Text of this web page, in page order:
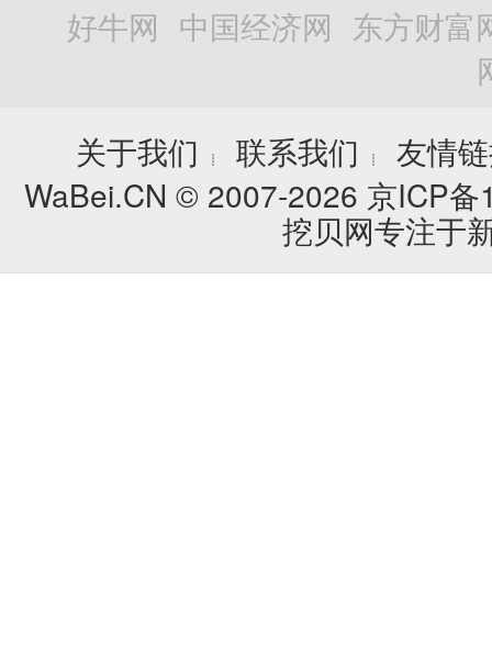
好牛网 中国经济网 东方财富
关于我们
┊ 联系我们 ┊
友情
WaBei.CN © 2007-2026 京ICP
挖贝网专注于